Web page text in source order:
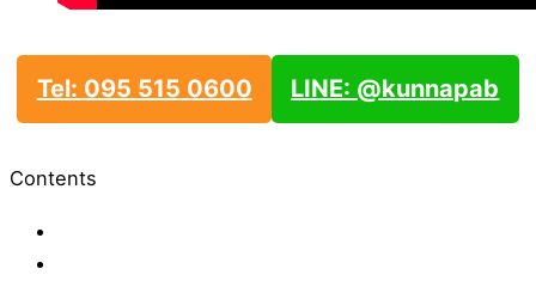
Tel: 095 515 0600 LINE: @kunnapab
Contents